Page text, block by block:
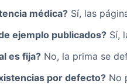
médica? Sí, las
ejemplo publicados? Sí,
es fija? No, la prima se
por defecto? No